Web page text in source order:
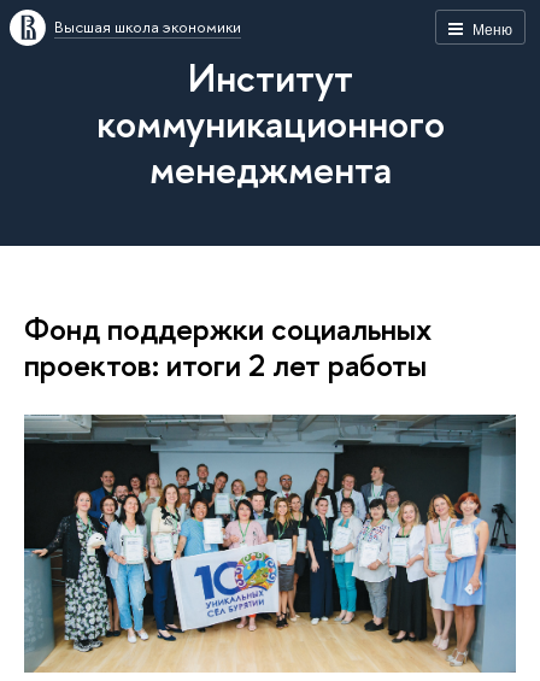
Меню
Высшая школа экономики
Институт
коммуникационного
менеджмента
Фонд поддержки социальных
проектов: итоги 2 лет работы